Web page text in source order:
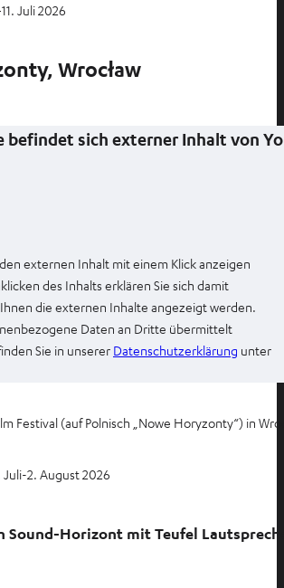
Juli 2026
Wrocław
befindet sich externer Inhalt von
externen Inhalt mit einem Klick anzeigen
des Inhalts erklären Sie sich damit
die externen Inhalte angezeigt werden.
Daten an Dritte übermittelt
Sie in unserer Datenschutzerklärung
b
unter
Festival (auf Polnisch „Nowe Horyzonty“) in
2. August 2026
Sound-Horizont mit Teufel